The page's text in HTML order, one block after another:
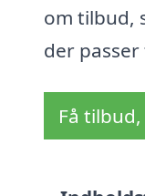
om tilbud,
der
Få